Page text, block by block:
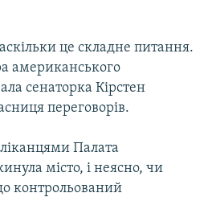
це складне питання.
американського
сенаторка Кірстен
переговорів.
Палата
місто, і неясно, чи
контрольований